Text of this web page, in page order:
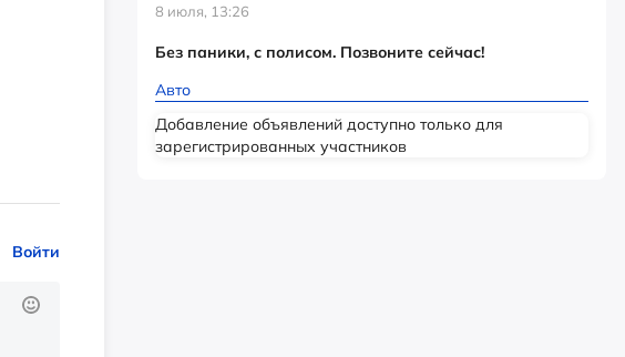
Войти
8 июля, 13:26
Без паники, с полисом. Позвоните сейчас!
Авто
Добавление объявлений доступно только для
зарегистрированных участников